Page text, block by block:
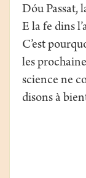
Dóu Passat,
E la fe dins
C’est
les
science ne
disons à